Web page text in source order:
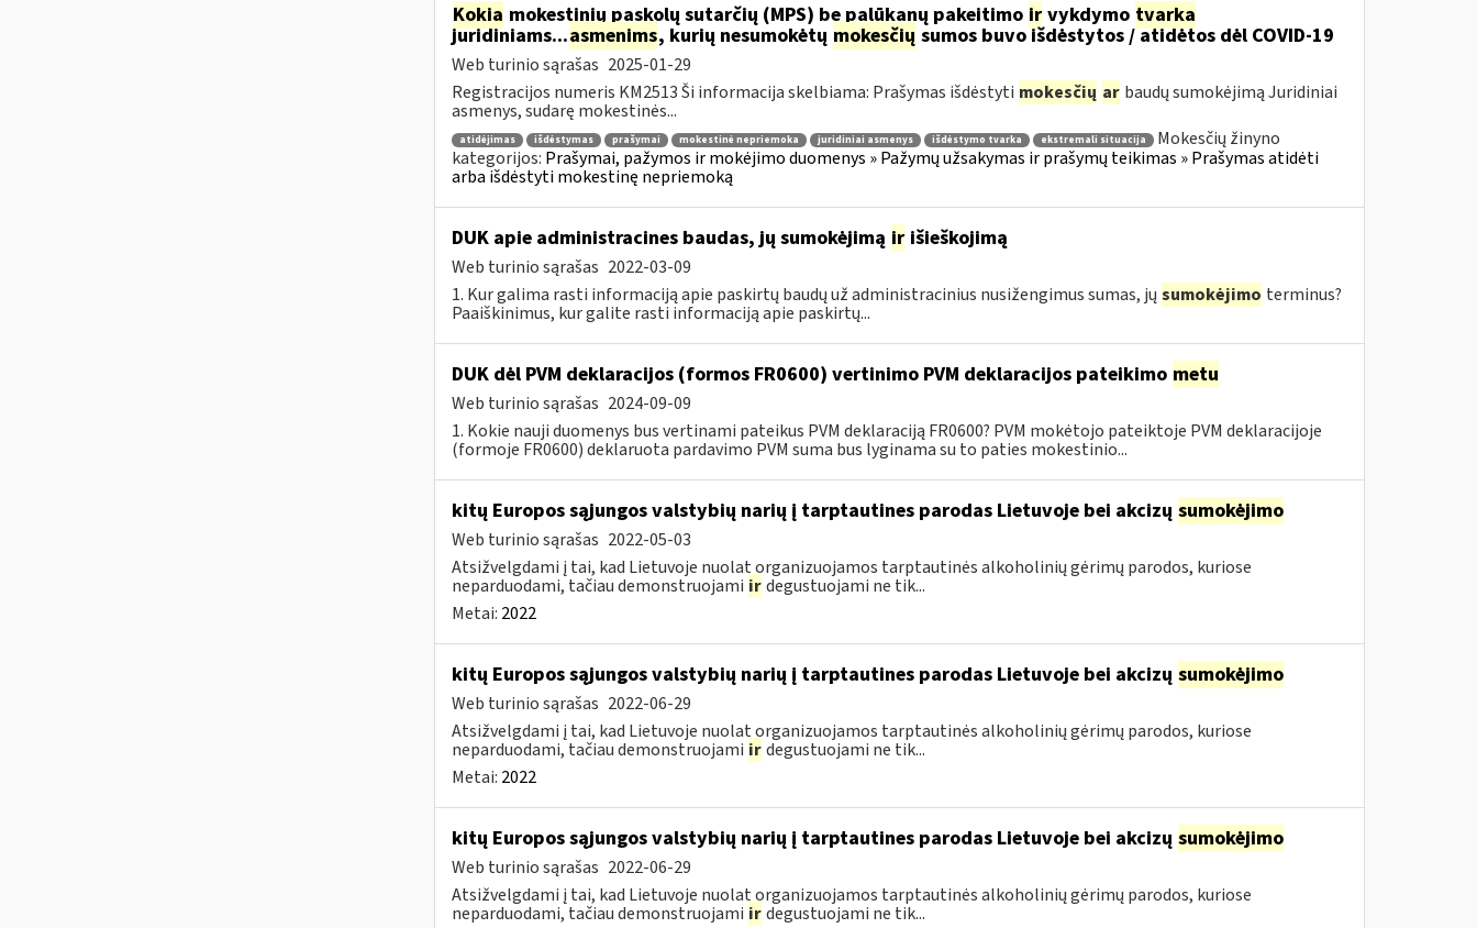
Kokia mokestinių paskolų sutarčių (MPS) be palūkanų pakeitimo irvykdymo tvarka
juridiniams...asmenims, kurių nesumokėtų mokesčių sumos buvo išdėstytos / atidėtos dėl COVID-19
Web turinio sąrašas 2025-01-29
Registracijos numeris KM2513 Ši informacija skelbiama: Prašymas išdėstyti mokesčių ar baudų sumokėjimą Juridiniai
asmenys, sudarę mokestinės...
atidėjimas išdėstymas prašymai mokestinė nepriemoka juridiniai asmenys išdėstymo tvarka ekstremali situacija
Mokesčių žinyno
kategorijos: Prašymai, pažymos ir mokėjimo duomenys » Pažymų užsakymas ir prašymų teikimas » Prašymas atidėti
arba išdėstyti mokestinę nepriemoką
DUK apie administracines baudas, jų sumokėjimą irišieškojimą
Web turinio sąrašas 2022-03-09
1. Kur galima rasti informaciją apie paskirtų baudų už administracinius nusižengimus sumas, jų sumokėjimo terminus?
Paaiškinimus, kur galite rasti informaciją apie paskirtų...
DUK dėl PVM deklaracijos (formos FR0600) vertinimo PVM deklaracijos pateikimo metu
Web turinio sąrašas 2024-09-09
1. Kokie nauji duomenys bus vertinami pateikus PVM deklaraciją FR0600? PVM mokėtojo pateiktoje PVM deklaracijoje
(formoje FR0600) deklaruota pardavimo PVM suma bus lyginama su to paties mokestinio...
kitų Europos sąjungos valstybių narių į tarptautines parodas Lietuvoje bei akcizų sumokėjimo
Web turinio sąrašas 2022-05-03
Atsižvelgdami į tai, kad Lietuvoje nuolat organizuojamos tarptautinės alkoholinių gėrimų parodos, kuriose
neparduodami, tačiau demonstruojami ir degustuojami ne tik...
Metai: 2022
kitų Europos sąjungos valstybių narių į tarptautines parodas Lietuvoje bei akcizų sumokėjimo
Web turinio sąrašas 2022-06-29
Atsižvelgdami į tai, kad Lietuvoje nuolat organizuojamos tarptautinės alkoholinių gėrimų parodos, kuriose
neparduodami, tačiau demonstruojami ir degustuojami ne tik...
Metai: 2022
kitų Europos sąjungos valstybių narių į tarptautines parodas Lietuvoje bei akcizų sumokėjimo
Web turinio sąrašas 2022-06-29
Atsižvelgdami į tai, kad Lietuvoje nuolat organizuojamos tarptautinės alkoholinių gėrimų parodos, kuriose
neparduodami, tačiau demonstruojami ir degustuojami ne tik...